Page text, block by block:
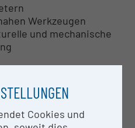
Werkzeugen
und mechanische
aus Sicht des
von
Cookies und